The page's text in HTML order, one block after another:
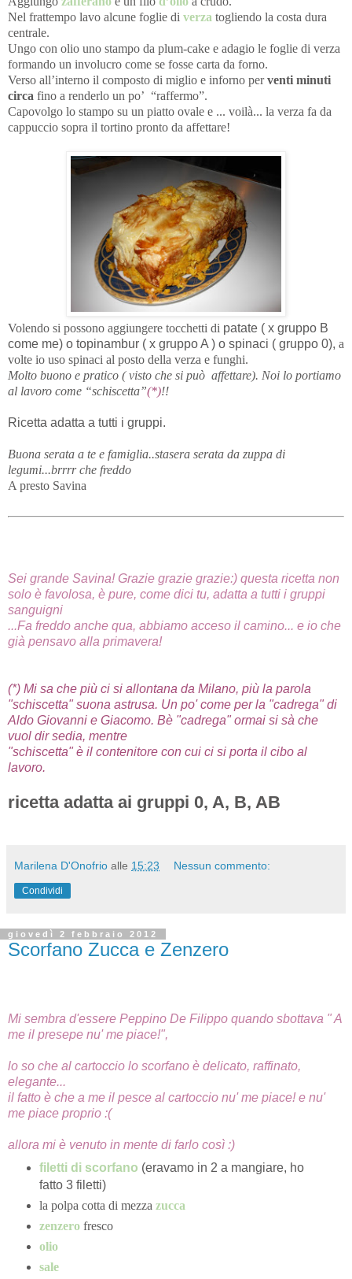
Nel frattempo lavo alcune foglie di verza togliendo la costa dura
centrale.
Ungo con olio uno stampo da plum-cake e adagio le foglie di verza
formando un involucro come se fosse carta da forno.
Verso all’interno il composto di miglio e inforno perventi minuti
circa fino a renderlo un po’ “raffermo”.
Capovolgo lo stampo su un piatto ovale e ... voilà... la verza fa da
cappuccio sopra il tortino pronto da affettare!
Volendo si possono aggiungere tocchetti di patate ( x gruppo B
come me) o topinambur ( x gruppo A ) o spinaci ( gruppo 0), a
volte io uso spinaci al posto della verza e funghi.
Molto buono e pratico ( visto che si può affettare). Noi lo portiamo
al lavoro come “schiscetta”(*)!!
Ricetta adatta a tutti i gruppi.
Buona serata a te e famiglia..stasera serata da zuppa di
legumi...brrrr che freddo
A presto Savina
Sei grande Savina! Grazie grazie grazie:) questa ricetta non
solo è favolosa, è pure, come dici tu, adatta a tutti i gruppi
sanguigni
...Fa freddo anche qua, abbiamo acceso il camino... e io che
già pensavo alla primavera!
(*) Mi sa che più ci si allontana da Milano, più la parola
"schiscetta" suona astrusa. Un po' come per la "cadrega" di
Aldo Giovanni e Giacomo. Bè "cadrega" ormai si sà che
vuol dir sedia, mentre
"schiscetta" è il contenitore con cui ci si porta il cibo al
lavoro.
ricetta adatta ai gruppi 0, A, B, AB
Marilena D'Onofrio alle 15:23 Nessun commento:
Condividi
giovedì 2 febbraio 2012
Scorfano Zucca e Zenzero
Mi sembra d'essere Peppino De Filippo quando sbottava " A
me il presepe nu' me piace!",
lo so che al cartoccio lo scorfano è delicato, raffinato,
elegante...
il fatto è che a me il pesce al cartoccio nu' me piace! e nu'
me piace proprio :(
allora mi è venuto in mente di farlo così :)
filetti di scorfano (eravamo in 2 a mangiare, ho
fatto 3 filetti)
la polpa cotta di mezza zucca
zenzerofresco
olio
sale